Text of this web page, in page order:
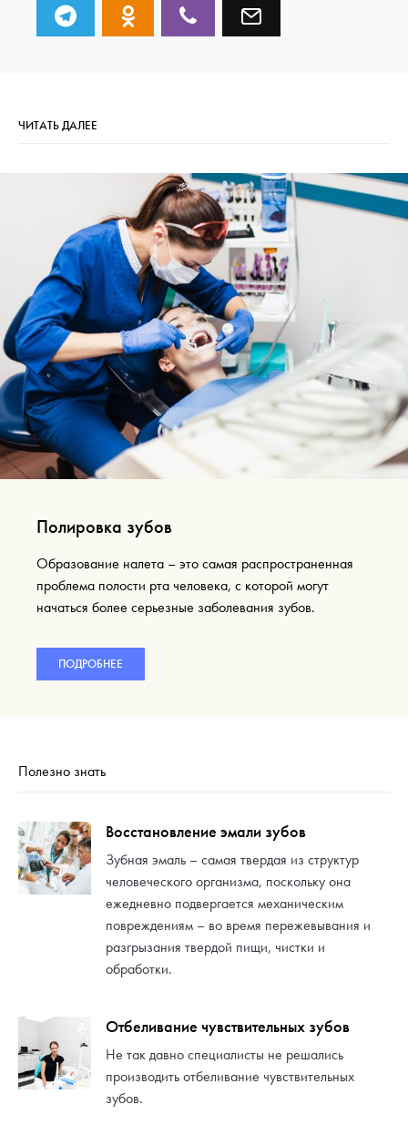
ЧИТАТЬ ДАЛЕЕ
Полировка зубов
Образование налета – это самая распространенная
проблема полости рта человека, с которой могут
начаться более серьезные заболевания зубов.
ПОДРОБНЕЕ
Полезно знать
Восстановление эмали зубов
Зубная эмаль – самая твердая из структур
человеческого организма, поскольку она
ежедневно подвергается механическим
повреждениям – во время пережевывания и
разгрызания твердой пищи, чистки и
обработки.
Отбеливание чувствительных зубов
Не так давно специалисты не решались
производить отбеливание чувствительных
зубов.